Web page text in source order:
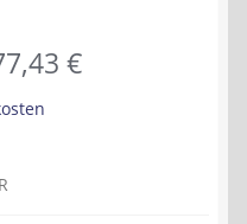
€Aktueller